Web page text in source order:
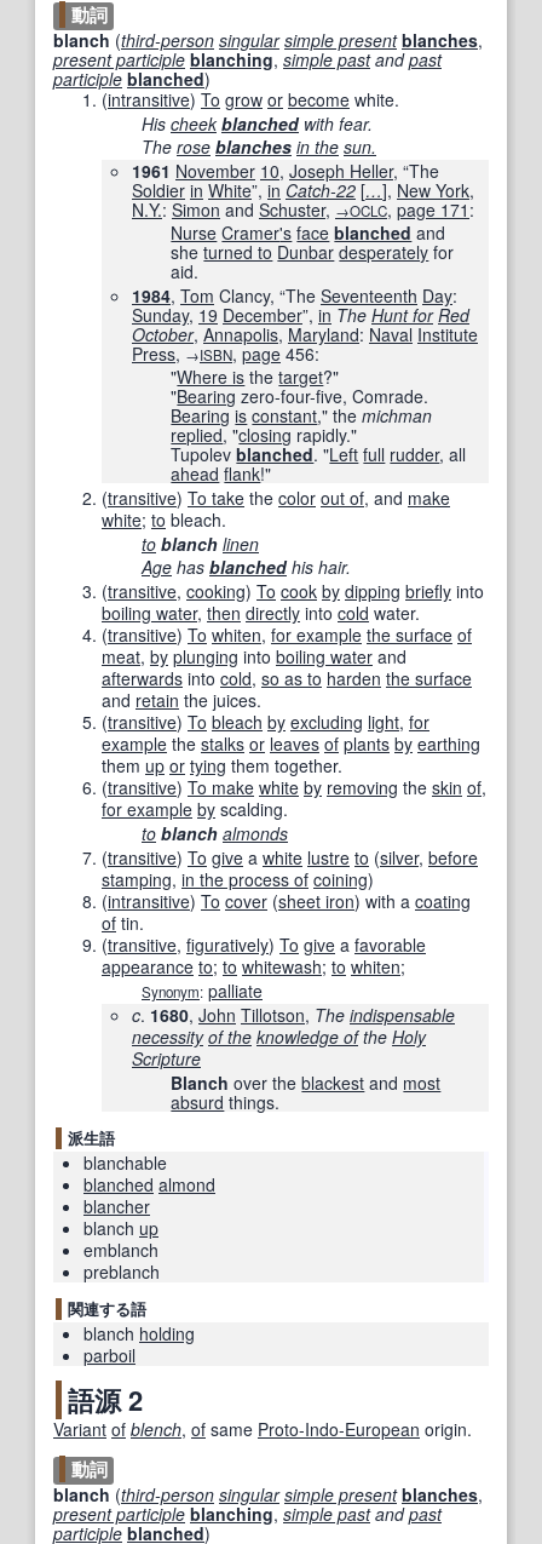
動詞
blanch (third-person singular simple present blanches,
present participle blanching, simple pastandpast
participle blanched)
(intransitive) To grow or become white.
His cheek blanchedwith fear.
The rose blanches in the sun.
1961 November 10, Joseph Heller, “The
Soldier in White”, in Catch-22 […], New York,
N.Y.: Simon and Schuster, →OCLC, page 171 :
Nurse Cramer's face blanched and
sheturned to Dunbar desperately for
aid.
1984, Tom Clancy, “The Seventeenth Day:
Sunday, 19 December”, in The Hunt for Red
October, Annapolis, Maryland: Naval Institute
Press, →ISBN, page 456:
"Where is thetarget?"
"Bearing zero-four-five, Comrade.
Bearing is constant," themichman
replied, "closing rapidly."
Tupolevblanched. "Left full rudder, all
ahead flank!"
(transitive) To take the color out of, and make
white; to bleach.
to blanch linen
Age has blanchedhis hair.
(transitive, cooking) To cook by dipping briefly into
boiling water, then directly into cold water.
(transitive) To whiten, for example the surface of
meat, by plunging into boiling water and
afterwards into cold, so as to harden the surface
and retain the juices.
(transitive) To bleach by excluding light, for
example the stalks or leaves of plants by earthing
them up or tying them together.
(transitive) To make white by removing the skin of,
for example by scalding.
to blanch almonds
(transitive) To give a white lustre to (silver, before
stamping, in the process of coining)
(intransitive) To cover (sheet iron) with a coating
of tin.
(transitive, figuratively) To give a favorable
appearance to; to whitewash; to whiten;
Synonym: palliate
c. 1680, John Tillotson, The indispensable
necessity of the knowledge ofthe Holy
Scripture
Blanch over theblackest and most
absurd things.
派生語
blanchable
blanched almond
blancher
blanch up
emblanch
preblanch
関連する語
blanch holding
parboil
語源 2
Variant of blench, of same Proto-Indo-European origin.
動詞
blanch (third-person singular simple present blanches,
present participle blanching, simple pastandpast
participle blanched)